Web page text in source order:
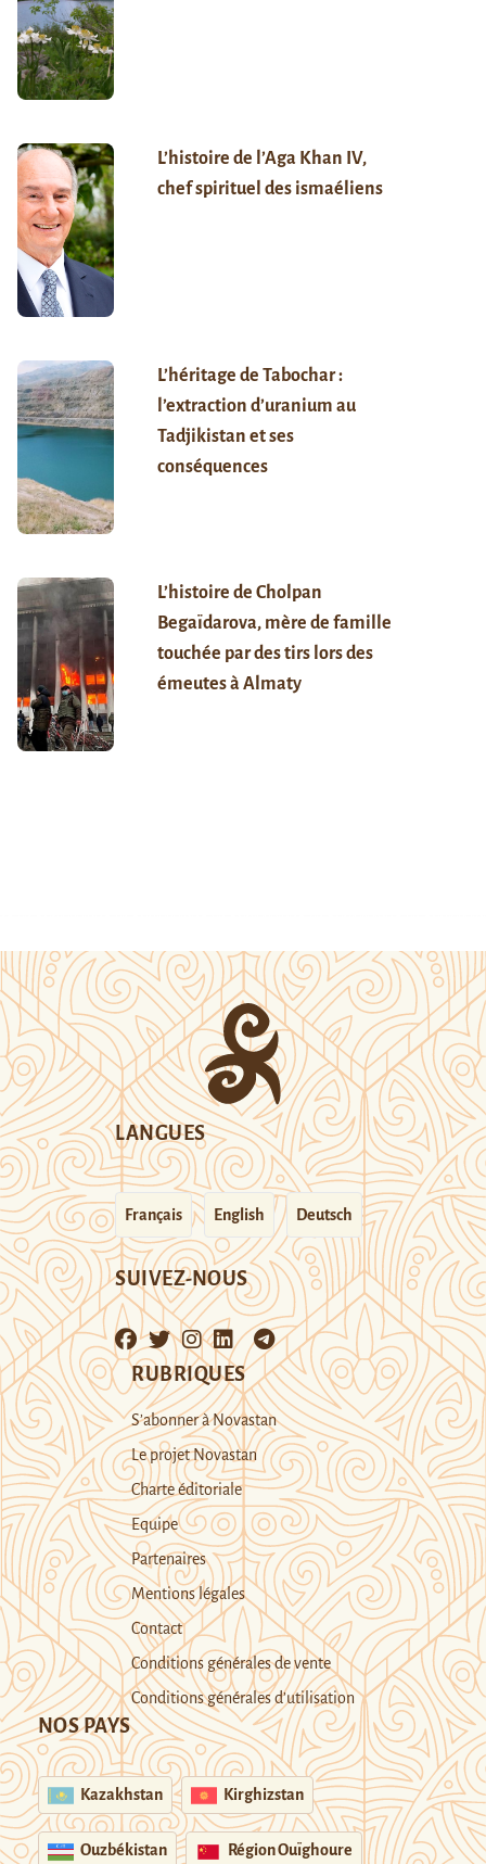
L’histoire de l’Aga Khan IV,
chef spirituel des ismaéliens
L’héritage de Tabochar :
l’extraction d’uranium au
Tadjikistan et ses
conséquences
L’histoire de Cholpan
Begaïdarova, mère de famille
touchée par des tirs lors des
émeutes à Almaty
LANGUES
Français English Deutsch
SUIVEZ-NOUS
RUBRIQUES
S’abonner à Novastan
Le projet Novastan
Charte éditoriale
Equipe
Partenaires
Mentions légales
Contact
Conditions générales de vente
Conditions générales d’utilisation
NOS PAYS
Kazakhstan Kirghizstan
Ouzbékistan Région Ouïghoure